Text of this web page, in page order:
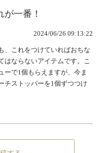
一番！
2024/06/26 09:13:22
、これをつけていればおちな
はならないアイテムです。こ
ーで1個もらえますが、今ま
チストッパーを1個ずつつけ